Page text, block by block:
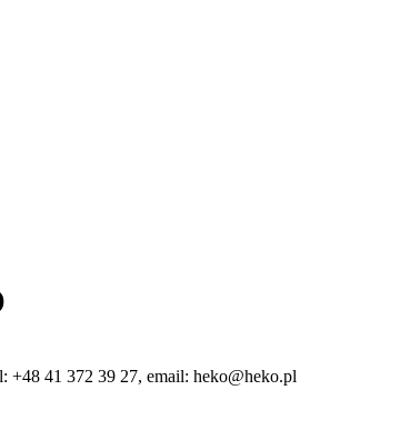
41 372 39 27, email: heko@heko.pl